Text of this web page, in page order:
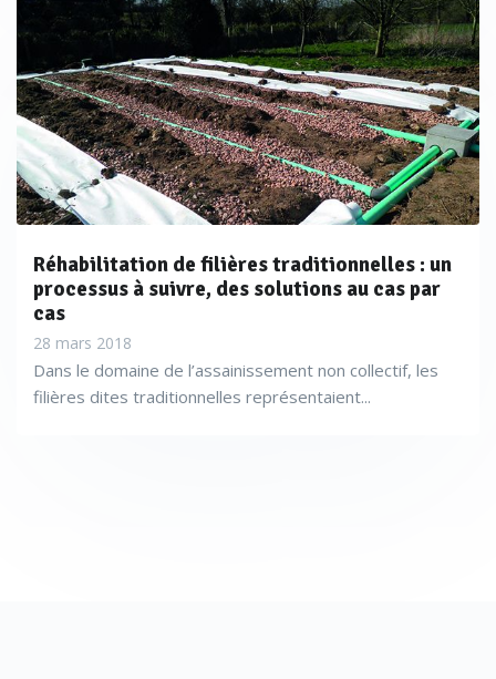
Réhabilitation de filières traditionnelles : un
processus à suivre, des solutions au cas par
cas
28 mars 2018
Dans le domaine de l’assainissement non collectif, les
filières dites traditionnelles représentaient...